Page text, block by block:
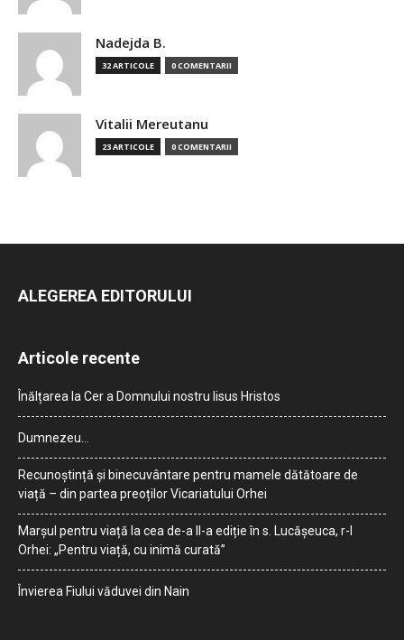
Nadejda B.
32 ARTICOLE 0 COMENTARII
Vitalii Mereutanu
23 ARTICOLE 0 COMENTARII
ALEGEREA EDITORULUI
Articole recente
Înălțarea la Cer a Domnului nostru Iisus Hristos
Dumnezeu…
Recunoștință și binecuvântare pentru mamele dătătoare de
viață – din partea preoților Vicariatului Orhei
Marșul pentru viață la cea de-a II-a ediție în s. Lucășeuca, r-l
Orhei: „Pentru viață, cu inimă curată”
Învierea Fiului văduvei din Nain